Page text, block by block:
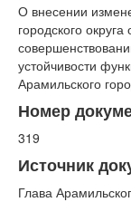
О внесении
городского
устойчивости
Арамильского
Номер
319
Источник
Глава